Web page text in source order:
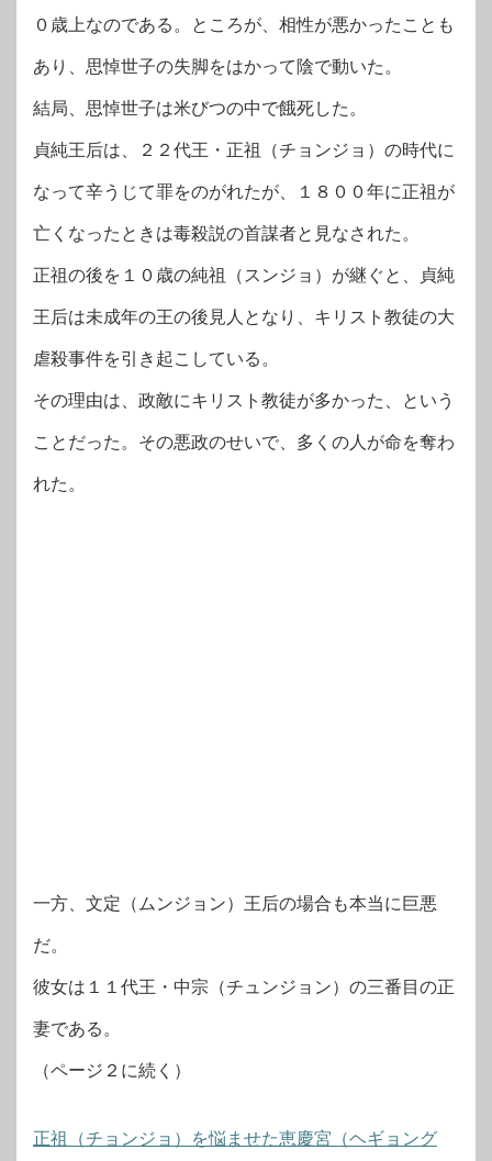
０歳上なのである。ところが、相性が悪かったことも
あり、思悼世子の失脚をはかって陰で動いた。
結局、思悼世子は米びつの中で餓死した。
貞純王后は、２２代王・正祖（チョンジョ）の時代に
なって辛うじて罪をのがれたが、１８００年に正祖が
亡くなったときは毒殺説の首謀者と見なされた。
正祖の後を１０歳の純祖（スンジョ）が継ぐと、貞純
王后は未成年の王の後見人となり、キリスト教徒の大
虐殺事件を引き起こしている。
その理由は、政敵にキリスト教徒が多かった、という
ことだった。その悪政のせいで、多くの人が命を奪わ
れた。
一方、文定（ムンジョン）王后の場合も本当に巨悪
だ。
彼女は１１代王・中宗（チュンジョン）の三番目の正
妻である。
（ページ２に続く）
正祖（チョンジョ）を悩ませた恵慶宮（ヘギョング